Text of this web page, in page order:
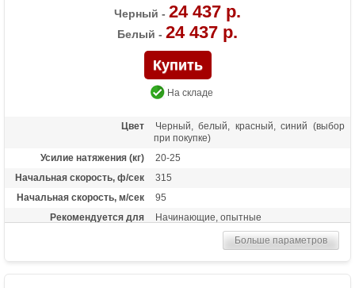
Черный - 24 437 р.
Белый - 24 437 р.
На складе
Цвет
Черный, белый, красный, синий (выбор
при покупке)
Усилие натяжения (кг)
20-25
Начальная скорость, ф/сек
315
Начальная скорость, м/сек
95
Рекомендуется для
Начинающие, опытные
Высота базы (дюймы)
7.1
Больше параметров